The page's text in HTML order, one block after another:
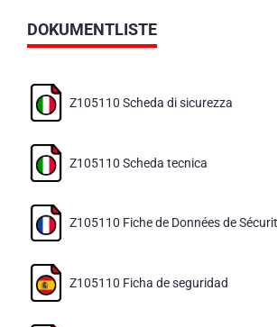
DOKUMENTLISTE
Z105110 Scheda di sicurezza
Z105110 Scheda tecnica
Z105110 Fiche de Données de
Z105110 Ficha de seguridad